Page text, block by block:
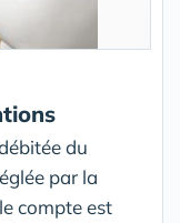
du
par la
compte est